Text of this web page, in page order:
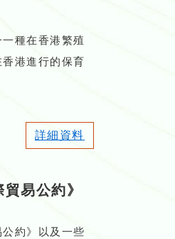
種在香港繁殖
港進行的保育
詳細資料
易公約》
約》以及一些